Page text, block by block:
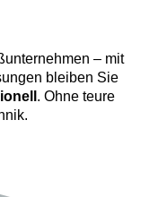
– mit
bleiben Sie
. Ohne teure